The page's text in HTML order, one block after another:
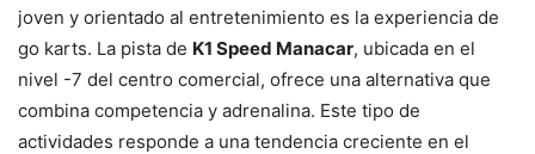
joven y orientado al entretenimiento es la experiencia de
go karts. La pista de K1 Speed Manacar, ubicada en el
nivel -7 del centro comercial, ofrece una alternativa que
combina competencia y adrenalina. Este tipo de
actividades responde a una tendencia creciente en el